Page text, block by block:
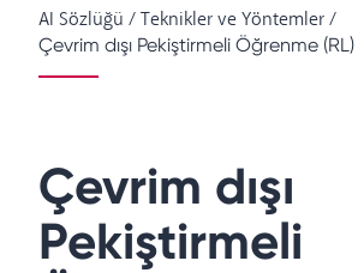
AI Sözlüğü /Teknikler ve Yöntemler/
Çevrim dışı Pekiştirmeli Öğrenme (RL)
Çevrim dışı
Pekiştirmeli